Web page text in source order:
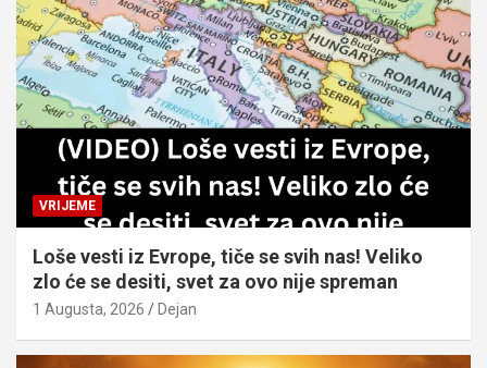
VRIJEME
Loše vesti iz Evrope, tiče se svih nas! Veliko
zlo će se desiti, svet za ovo nije spreman
1 Augusta, 2026 Dejan